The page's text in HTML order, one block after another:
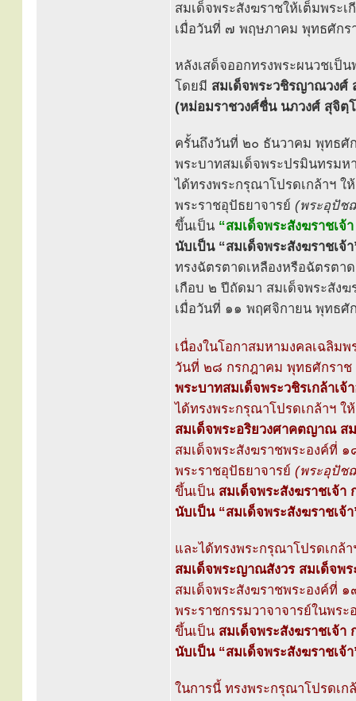
สมเด็จพระสังฆราชให้เต็มพระ
เมื่อวันที่ ๗ พฤษภาคม พุทธศัก
หลังเสด็จออกทรงพระผนวชเป็
โดยมี สมเด็จพระวชิรญาณวงศ์
(หม่อมราชวงศ์ชื่น นภวงศ์ สุจิตฺ
ครั้นถึงวันที่ ๒๐ ธันวาคม พุทธ
พระบาทสมเด็จพระปรมินทรม
ได้ทรงพระกรุณาโปรดเกล้าฯ
พระราชอุปัธยาจารย์ (พระอุปัช
ขึ้นเป็น “สมเด็จพระสังฆราชเ
นับเป็น “สมเด็จพระสังฆราชเจ้
ทรงฉัตรตาดเหลืองหรือฉัตรตา
เกือบ ๒ ปีถัดมา สมเด็จพระสัง
เมื่อวันที่ ๑๑ พฤศจิกายน พุทธศั
เนื่องในโอกาสมหามงคลเฉลิม
วันที่ ๒๘ กรกฎาคม พุทธศักรา
พระบาทสมเด็จพระวชิรเกล้าเ
ได้ทรงพระกรุณาโปรดเกล้าฯ
สมเด็จพระอริยวงศาคตญาณ ส
สมเด็จพระสังฆราชพระองค์ที่
พระราชอุปัธยาจารย์ (พระอุปัช
ขึ้นเป็น สมเด็จพระสังฆราชเจ้า
นับเป็น “สมเด็จพระสังฆราชเจ้
และได้ทรงพระกรุณาโปรดเกล้
สมเด็จพระญาณสังวร สมเด็จพ
สมเด็จพระสังฆราชพระองค์ที่
พระราชกรรมวาจาจารย์ในพระ
ขึ้นเป็น สมเด็จพระสังฆราชเจ้
นับเป็น “สมเด็จพระสังฆราชเ
ในการนี้ ทรงพระกรุณาโปรดเก